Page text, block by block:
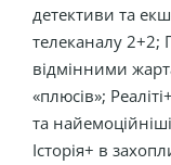
детективи та
телеканалу 2+2;
відмінними
«плюсів»;
та
Історія+ в